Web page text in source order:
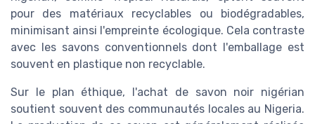
pour des matériaux recyclables ou biodégradables,
minimisant ainsi l'empreinte écologique. Cela contraste
avec les savons conventionnels dont l'emballage est
souvent en plastique non recyclable.
Sur le plan éthique, l'achat de savon noir nigérian
soutient souvent des communautés locales au Nigeria.